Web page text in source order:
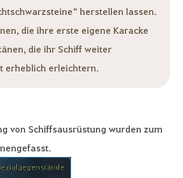
herstellen lassen.
die ihre erste eigene Karacke
die ihr Schiff weiter
erheblich erleichtern.
von Schiffsausrüstung wurden zum